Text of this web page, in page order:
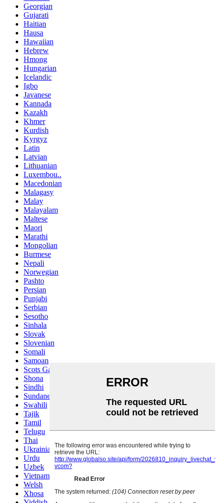
Georgian
Gujarati
Haitian
Hausa
Hawaiian
Hebrew
Hmong
Hungarian
Icelandic
Igbo
Javanese
Kannada
Kazakh
Khmer
Kurdish
Kyrgyz
Latin
Latvian
Lithuanian
Luxembou..
Macedonian
Malagasy
Malay
Malayalam
Maltese
Maori
Marathi
Mongolian
Burmese
Nepali
Norwegian
Pashto
Persian
Punjabi
Serbian
Sesotho
Sinhala
Slovak
Slovenian
Somali
Samoan
Scots Gaelic
Shona
Sindhi
Sundanese
Swahili
Tajik
Tamil
Telugu
Thai
Ukrainian
Urdu
Uzbek
Vietnamese
Welsh
Xhosa